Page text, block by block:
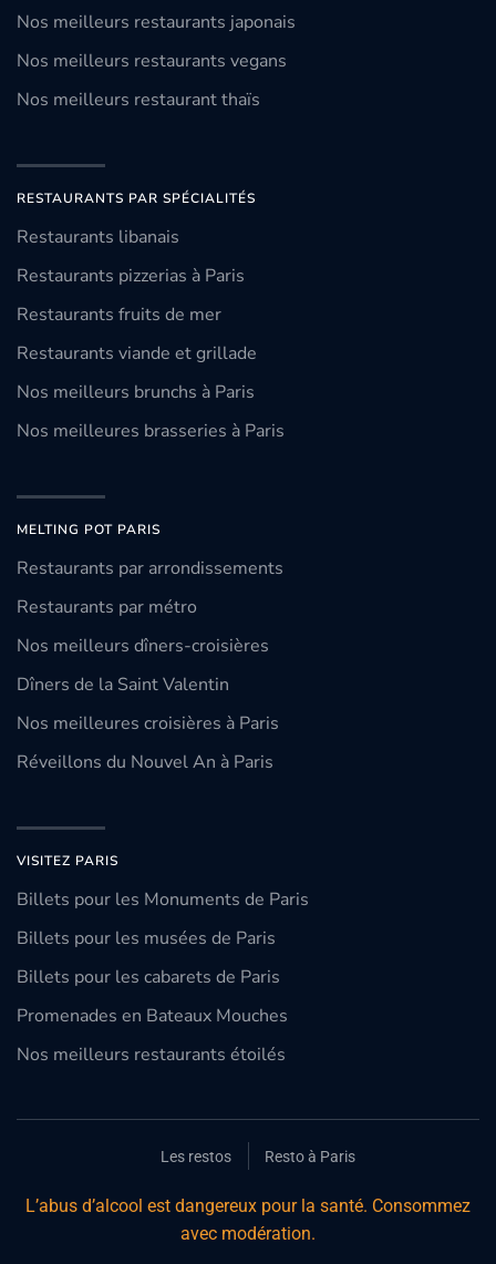
Nos meilleurs restaurants japonais
Nos meilleurs restaurants vegans
Nos meilleurs restaurant thaïs
RESTAURANTS PAR SPÉCIALITÉS
Restaurants libanais
Restaurants pizzerias à Paris
Restaurants fruits de mer
Restaurants viande et grillade
Nos meilleurs brunchs à Paris
Nos meilleures brasseries à Paris
MELTING POT PARIS
Restaurants par arrondissements
Restaurants par métro
Nos meilleurs dîners-croisières
Dîners de la Saint Valentin
Nos meilleures croisières à Paris
Réveillons du Nouvel An à Paris
VISITEZ PARIS
Billets pour les Monuments de Paris
Billets pour les musées de Paris
Billets pour les cabarets de Paris
Promenades en Bateaux Mouches
Nos meilleurs restaurants étoilés
Les restos Resto à Paris
L’abus d’alcool est dangereux pour la santé. Consommez
avec modération.